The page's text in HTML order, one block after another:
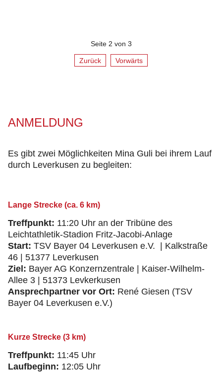
Seite 2 von 3
Zurück Vorwärts
ANMELDUNG
Es gibt zwei Möglichkeiten Mina Guli bei ihrem Lauf
durch Leverkusen zu begleiten:
Lange Strecke (ca. 6 km)
Treffpunkt: 11:20 Uhr an der Tribüne des
Leichtathletik-Stadion Fritz-Jacobi-Anlage
Start: TSV Bayer 04 Leverkusen e.V. | Kalkstraße
46 | 51377 Leverkusen
Ziel: Bayer AG Konzernzentrale | Kaiser-Wilhelm-
Allee 3 | 51373 Levkerkusen
Ansprechpartner vor Ort: René Giesen (TSV
Bayer 04 Leverkusen e.V.)
Kurze Strecke (3 km)
Treffpunkt: 11:45 Uhr
Laufbeginn: 12:05 Uhr